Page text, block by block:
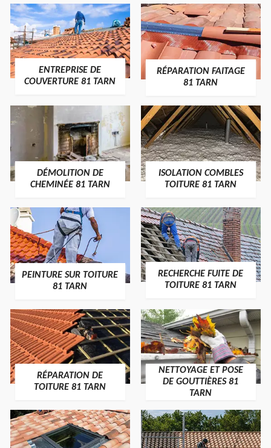
ENTREPRISE DE
COUVERTURE 81 TARN
RÉPARATION FAITAGE
81 TARN
DÉMOLITION DE
CHEMINÉE 81 TARN
ISOLATION COMBLES
TOITURE 81 TARN
PEINTURE SUR TOITURE
81 TARN
RECHERCHE FUITE DE
TOITURE 81 TARN
RÉPARATION DE
TOITURE 81 TARN
NETTOYAGE ET POSE
DE GOUTTIÈRES 81
TARN